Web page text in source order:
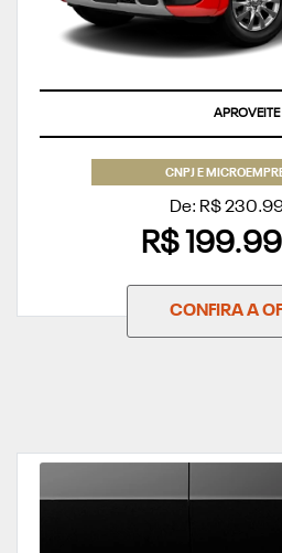
TAXA ZERO
CNPJ E
De: R$
R$
CONFIRA A